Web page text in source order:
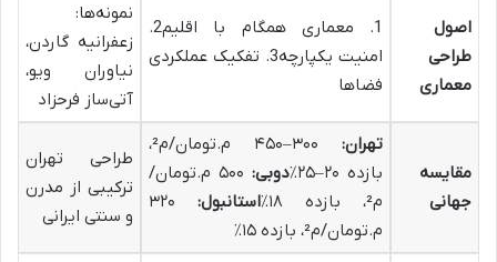
اصول
طراحی
معماری
1. معماری همگام با اقلیم2.
امنیت یکپارچه3. تفکیک عملکردی
فضاها
نمونه‌ها:
زعفرانیه گاردن،
نیاوران ویو،
آتی‌ساز فرحزاد
مقایسه
جهانی
تهران:
۳۰۰–۴۵۰ م.تومان/م²،
بازده ۲۰–۲۵٪
دوبی:
۵۰۰ م.تومان/
م²، بازده ۱۸٪
استانبول:
۳۲۰
م.تومان/م²، بازده ۱۵٪
طراحی تهران
ترکیبی از مدرن
و سنتی ایرانی